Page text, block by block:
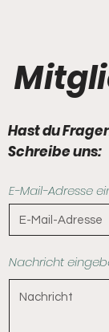
Hast du
Schreibe uns:
E-Mail-Adresse
Nachricht